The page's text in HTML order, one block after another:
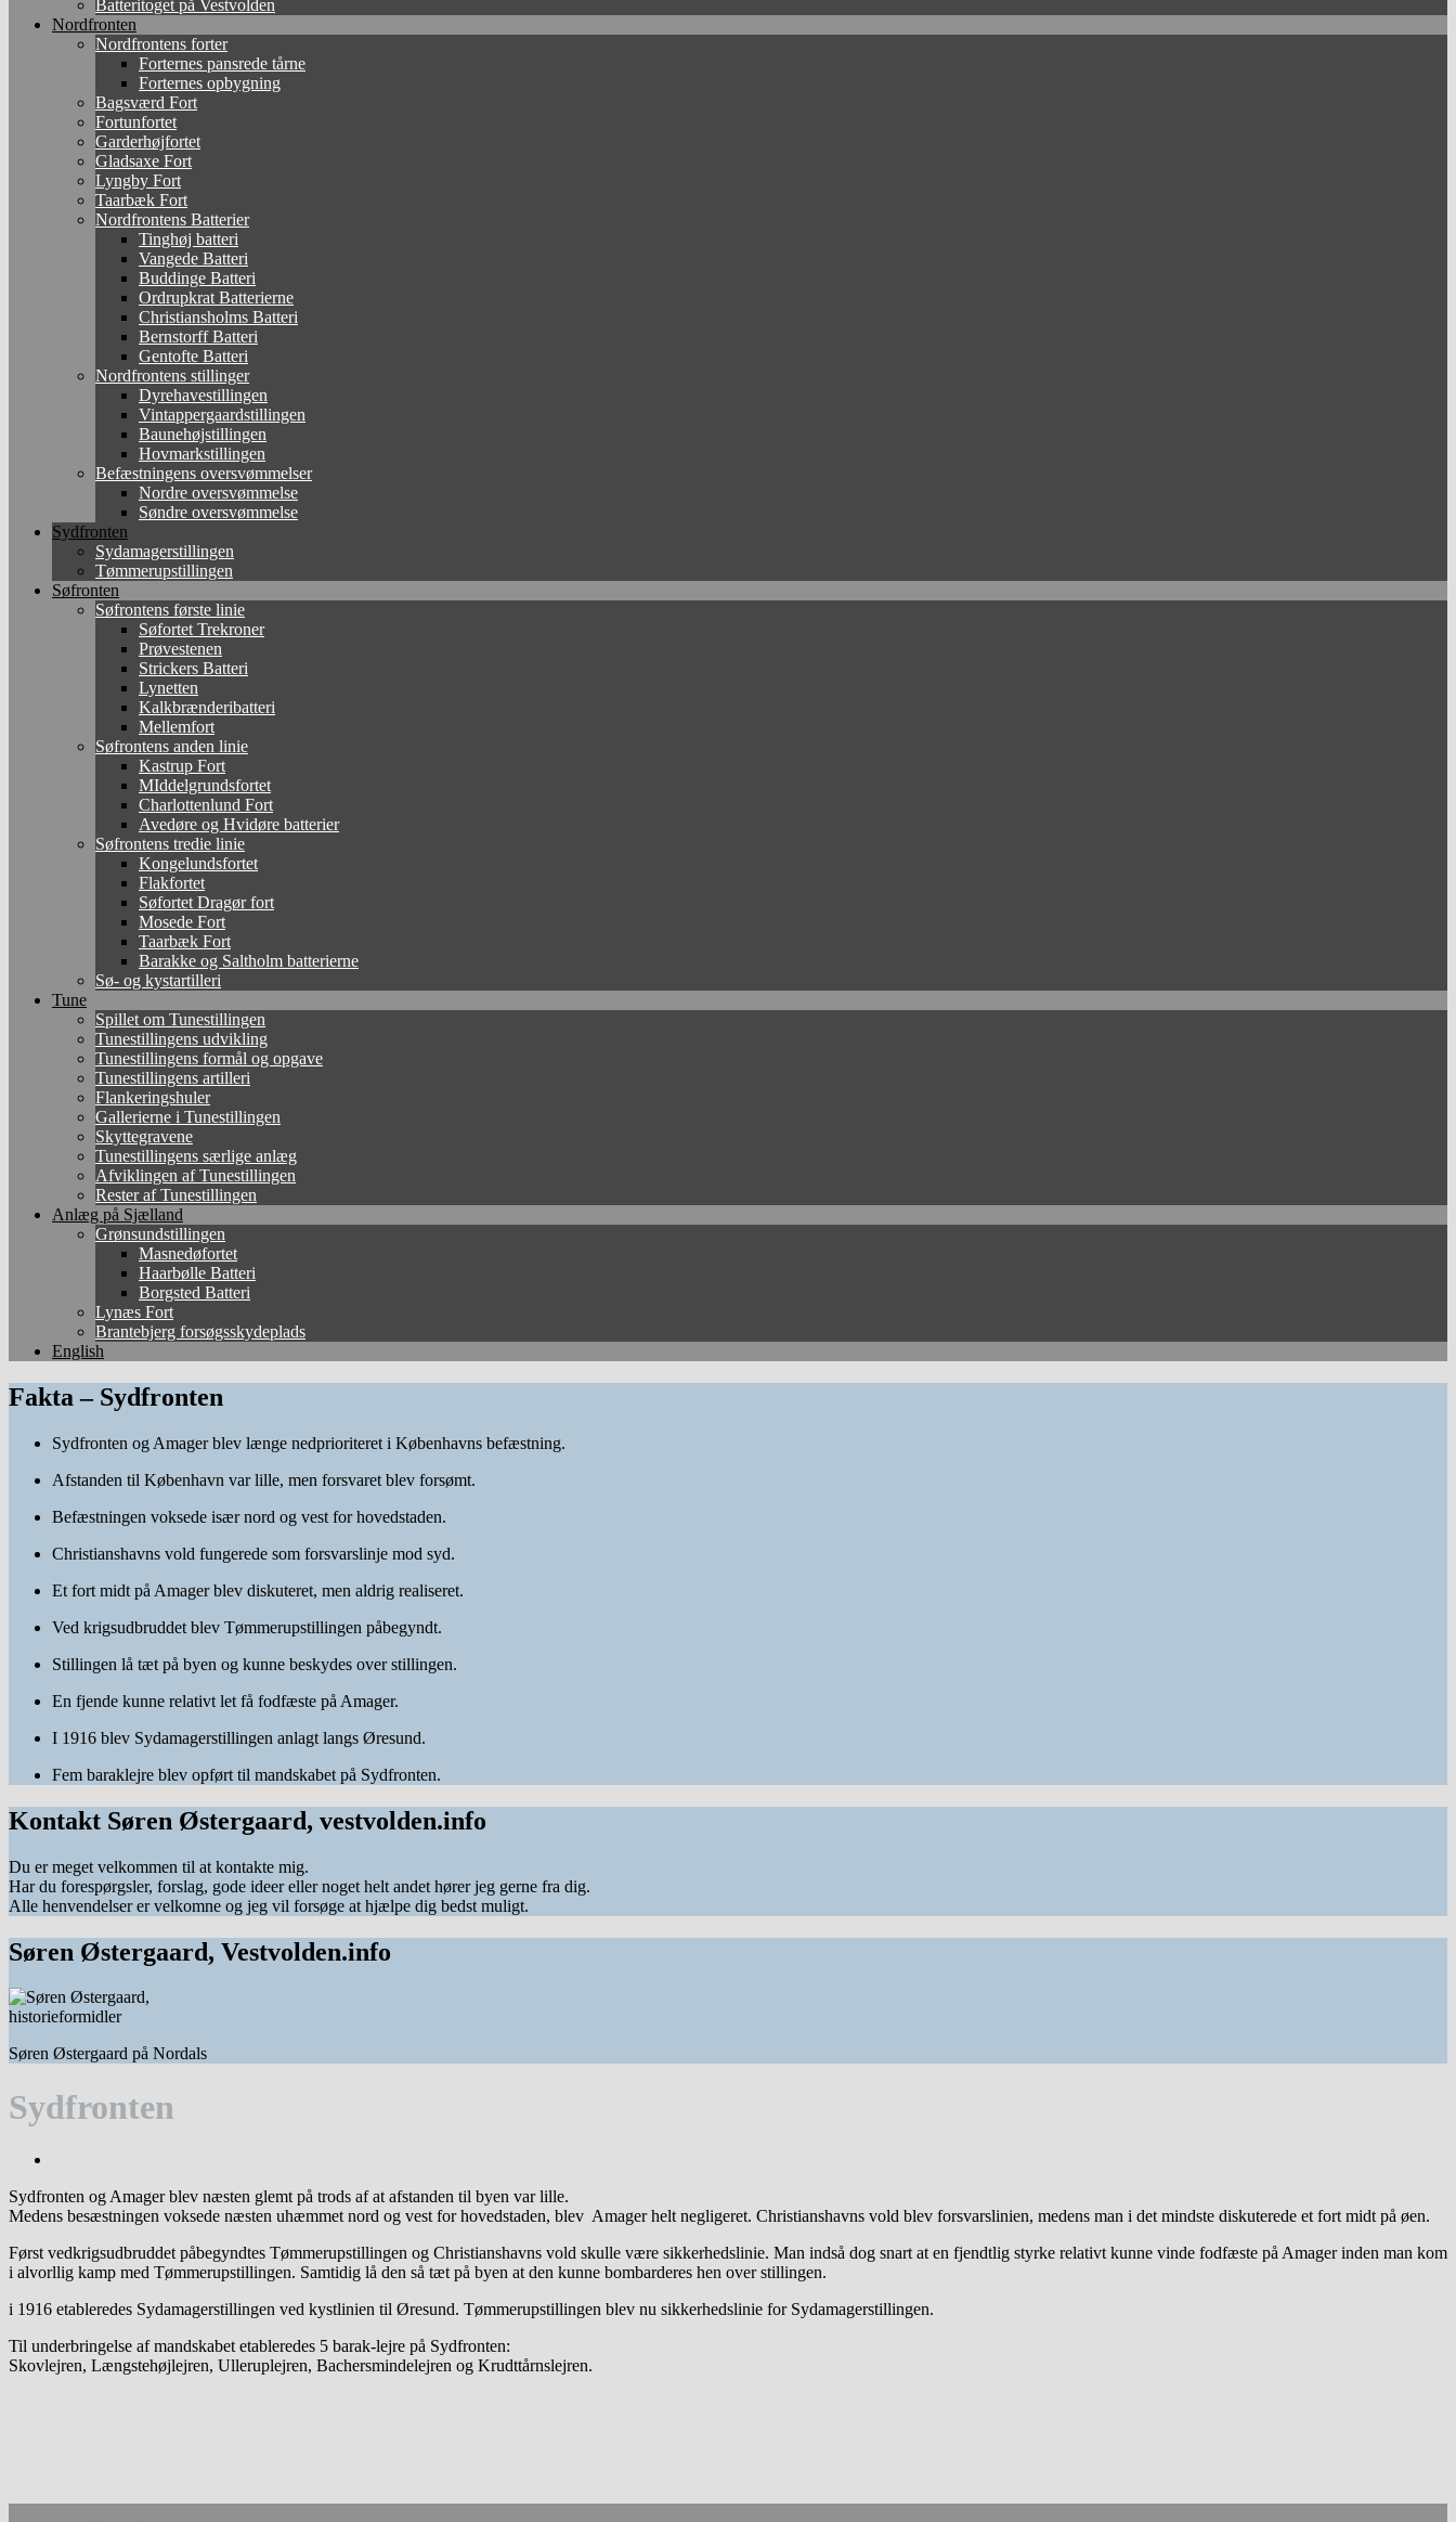
Batteritoget på Vestvolden
Nordfronten
Nordfrontens forter
Forternes pansrede tårne
Forternes opbygning
Bagsværd Fort
Fortunfortet
Garderhøjfortet
Gladsaxe Fort
Lyngby Fort
Taarbæk Fort
Nordfrontens Batterier
Tinghøj batteri
Vangede Batteri
Buddinge Batteri
Ordrupkrat Batterierne
Christiansholms Batteri
Bernstorff Batteri
Gentofte Batteri
Nordfrontens stillinger
Dyrehavestillingen
Vintappergaardstillingen
Baunehøjstillingen
Hovmarkstillingen
Befæstningens oversvømmelser
Nordre oversvømmelse
Søndre oversvømmelse
Sydfronten
Sydamagerstillingen
Tømmerupstillingen
Søfronten
Søfrontens første linie
Søfortet Trekroner
Prøvestenen
Strickers Batteri
Lynetten
Kalkbrænderibatteri
Mellemfort
Søfrontens anden linie
Kastrup Fort
MIddelgrundsfortet
Charlottenlund Fort
Avedøre og Hvidøre batterier
Søfrontens tredie linie
Kongelundsfortet
Flakfortet
Søfortet Dragør fort
Mosede Fort
Taarbæk Fort
Barakke og Saltholm batterierne
Sø- og kystartilleri
Tune
Spillet om Tunestillingen
Tunestillingens udvikling
Tunestillingens formål og opgave
Tunestillingens artilleri
Flankeringshuler
Gallerierne i Tunestillingen
Skyttegravene
Tunestillingens særlige anlæg
Afviklingen af Tunestillingen
Rester af Tunestillingen
Anlæg på Sjælland
Grønsundstillingen
Masnedøfortet
Haarbølle Batteri
Borgsted Batteri
Lynæs Fort
Brantebjerg forsøgsskydeplads
English
Fakta – Sydfronten
Sydfronten og Amagerblev længe nedprioriteret i Københavns befæstning.
Afstanden til København var lille, men forsvaret blev forsømt.
Befæstningen voksede især nord og vest for hovedstaden.
Christianshavns vold fungerede som forsvarslinje mod syd.
Et fort midt på Amager blev diskuteret, men aldrig realiseret.
Ved krigsudbruddet blev Tømmerupstillingen påbegyndt.
Stillingen lå tæt på byen og kunne beskydes over stillingen.
En fjende kunne relativt let få fodfæste på Amager.
I 1916 blev Sydamagerstillingen anlagt langs Øresund.
Fem baraklejre blev opført til mandskabet på Sydfronten.
Kontakt Søren Østergaard, vestvolden.info
Du er meget velkommen til at kontakte mig.
Har du forespørgsler, forslag, gode ideer eller noget helt andet hører jeg gerne fra dig.
Alle henvendelser er velkomne og jeg vil forsøge at hjælpe dig bedst muligt.
Søren Østergaard, Vestvolden.info
Søren Østergaard på Nordals
Sydfronten
Sydfronten og Amager blev næsten glemt på trods af at afstanden til byen var lille.
Medens besæstningen voksede næsten uhæmmet nord og vest for hovedstaden, blev Amager helt negligeret. Christianshavns vold blev forsvarslinien, medens man i det mindste diskuterede et fort midt på øen.
Først vedkrigsudbruddet påbegyndtes Tømmerupstillingen og Christianshavns vold skulle være sikkerhedslinie. Man indså dog snart at en fjendtlig styrke relativt kunne vinde fodfæste på Amager inden man kom
i alvorllig kamp med Tømmerupstillingen. Samtidig lå den så tæt på byen at den kunne bombarderes hen over stillingen.
i 1916 etableredes Sydamagerstillingen ved kystlinien til Øresund. Tømmerupstillingen blev nu sikkerhedslinie for Sydamagerstillingen.
Til underbringelse af mandskabet etableredes 5 barak-lejre på Sydfronten:
Skovlejren, Længstehøjlejren, Ulleruplejren, Bachersmindelejren og Krudttårnslejren.